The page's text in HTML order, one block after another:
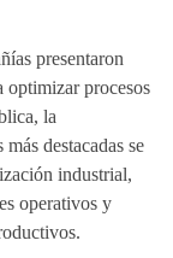
presentaron
optimizar procesos
la
destacadas se
industrial,
operativos y